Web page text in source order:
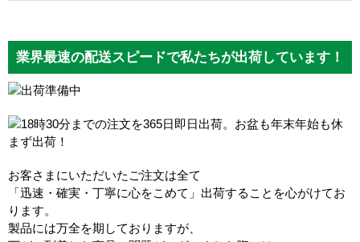
業界最速の配送スピードで私たちが出荷しています！
お客さまにいただいたご注文は全て
「迅速・確実・丁寧に心をこめて」出荷することを心がけてお
ります。
製品には万全を期しておりますが、